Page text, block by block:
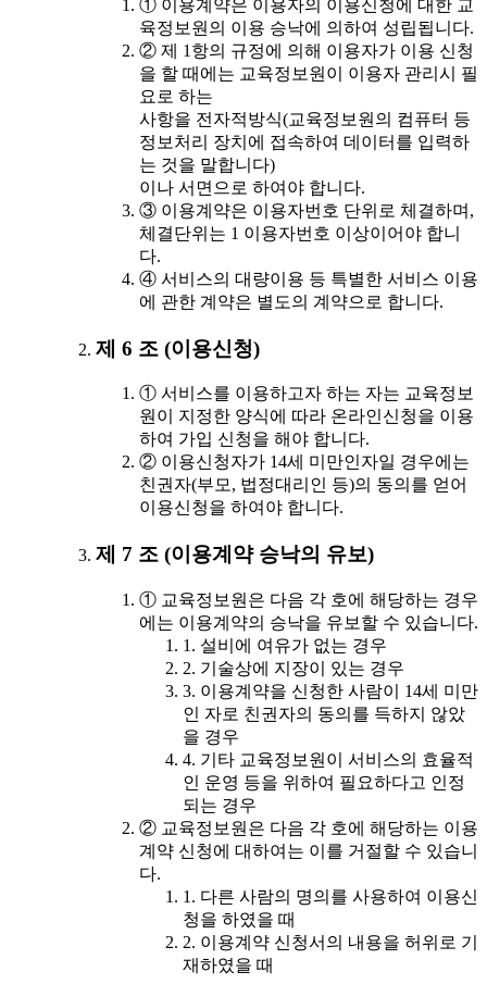
① 이용계약은 이용자의 이용신청에 대한 교
육정보원의 이용 승낙에 의하여 성립됩니다.
② 제 1항의 규정에 의해 이용자가 이용 신청
을 할 때에는 교육정보원이 이용자 관리시 필
요로 하는
사항을 전자적방식(교육정보원의 컴퓨터 등
정보처리 장치에 접속하여 데이터를 입력하
는 것을 말합니다)
이나 서면으로 하여야 합니다.
③ 이용계약은 이용자번호 단위로 체결하며,
체결단위는 1 이용자번호 이상이어야 합니
다.
④ 서비스의 대량이용 등 특별한 서비스 이용
에 관한 계약은 별도의 계약으로 합니다.
제 6 조 (이용신청)
① 서비스를 이용하고자 하는 자는 교육정보
원이 지정한 양식에 따라 온라인신청을 이용
하여 가입 신청을 해야 합니다.
② 이용신청자가 14세 미만인자일 경우에는
친권자(부모, 법정대리인 등)의 동의를 얻어
이용신청을 하여야 합니다.
제 7 조 (이용계약 승낙의 유보)
① 교육정보원은 다음 각 호에 해당하는 경우
에는 이용계약의 승낙을 유보할 수 있습니다.
1. 설비에 여유가 없는 경우
2. 기술상에 지장이 있는 경우
3. 이용계약을 신청한 사람이 14세 미만
인 자로 친권자의 동의를 득하지 않았
을 경우
4. 기타 교육정보원이 서비스의 효율적
인 운영 등을 위하여 필요하다고 인정
되는 경우
② 교육정보원은 다음 각 호에 해당하는 이용
계약 신청에 대하여는 이를 거절할 수 있습니
다.
1. 다른 사람의 명의를 사용하여 이용신
청을 하였을 때
2. 이용계약 신청서의 내용을 허위로 기
재하였을 때